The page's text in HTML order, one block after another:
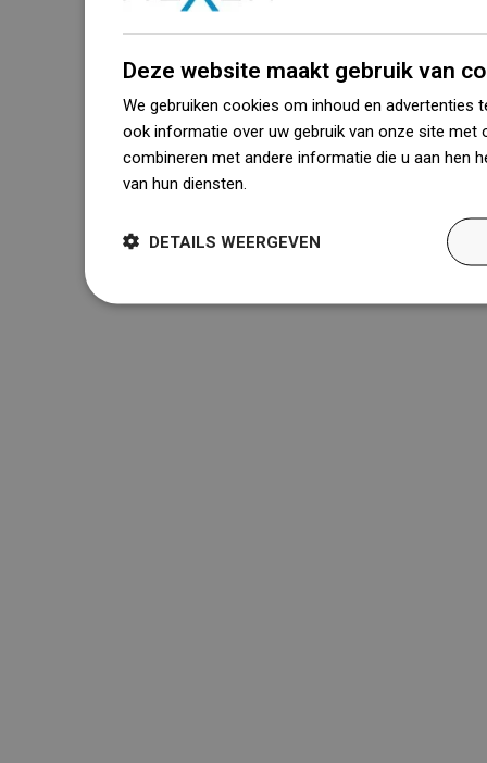
Deze website maakt gebruik van
We gebruiken cookies om inhoud en advertenties
ook informatie over uw gebruik van onze site met
combineren met andere informatie die u aan hen
van hun diensten.
DETAILS WEERGEVEN